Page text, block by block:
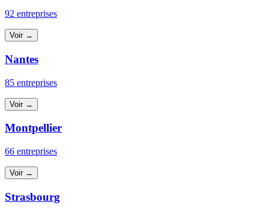
92 entreprises
Voir →
Nantes
85 entreprises
Voir →
Montpellier
66 entreprises
Voir →
Strasbourg